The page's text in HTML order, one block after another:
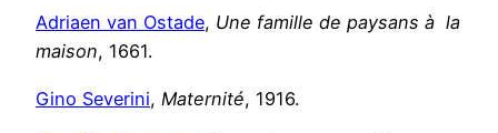
Adriaen van Ostade, Une famille de paysans à la
maison, 1661.
Gino Severini, Maternité, 1916.